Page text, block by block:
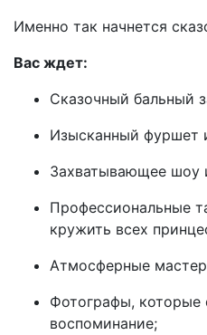
Именно так начнется
Вас ждет:
Сказочный бальный
Изысканный фуршет
Захватывающее шоу
Профессиональные
кружить всех
Атмосферные
Фотографы, которые
воспоминание;